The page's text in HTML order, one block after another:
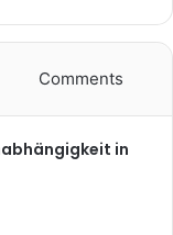
Comments
in